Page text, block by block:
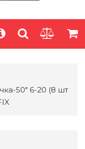
50" 6-20 (8 шт